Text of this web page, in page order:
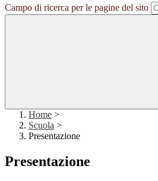
Campo di ricerca per le pagine del sito
Home >
Scuola >
Presentazione
Presentazione